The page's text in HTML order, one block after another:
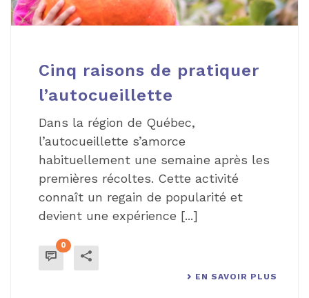
Cinq raisons de pratiquer
l’autocueillette
Dans la région de Québec,
l’autocueillette s’amorce
habituellement une semaine après les
premières récoltes. Cette activité
connaît un regain de popularité et
devient une expérience [...]
0
EN SAVOIR PLUS